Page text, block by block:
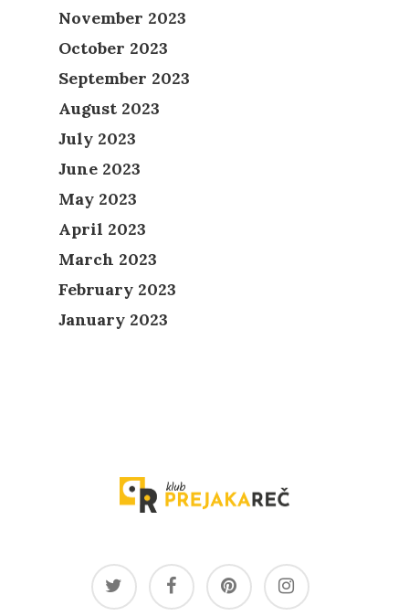
November 2023
October 2023
September 2023
August 2023
July 2023
June 2023
May 2023
April 2023
March 2023
February 2023
January 2023